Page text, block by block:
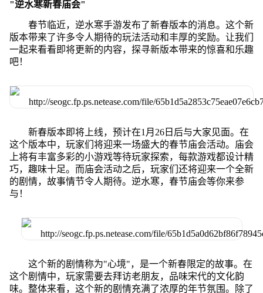
"逆水寒新春庙会"
春节临近，逆水寒手游发布了新春版本的消息。这个新
版本带来了许多令人期待的玩法活动和丰厚的奖励。让我们
一起来看看即将更新的内容，探寻新版本带来的惊喜和乐趣
吧！
新春版本即将上线，预计在1月26日后与大家见面。在
这个版本中，玩家们将迎来一场盛大的春节庙会活动。庙会
上将有丰富多彩的小游戏等待玩家探索，每款游戏都设计精
巧，趣味十足。而庙会活动之后，玩家们还将迎来一个全新
的剧情，故事情节令人期待。逆水寒，春节庙会等你来参
与！
这个新的剧情称为"心境"，是一个新春限定的故事。在
这个剧情中，玩家需要去拜访老朋友，品味宋代的文化韵
味。整体来看，这个新的剧情充满了浓厚的年节氛围。除了